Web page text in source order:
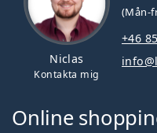
Niclas
Kontakta mig
(Mån-
+46
Online